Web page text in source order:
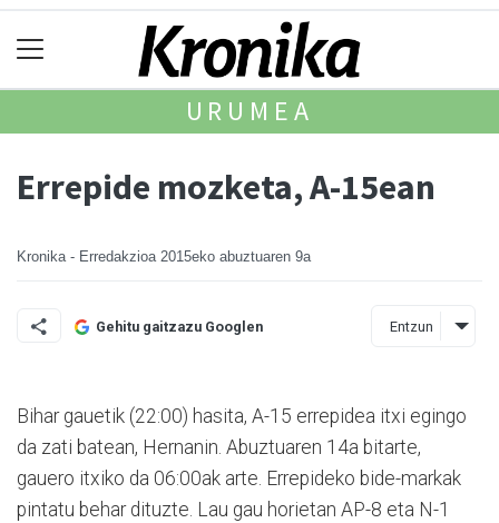
URUMEA
Errepide mozketa, A-15ean
Kronika - Erredakzioa 2015eko abuztuaren 9a
Gehitu gaitzazu Googlen Entzun
Bihar gauetik (22:00) hasita, A-15 errepidea itxi egingo
da zati batean, Hernanin. Abuztuaren 14a bitarte,
gauero itxiko da 06:00ak arte. Errepideko bide-markak
pintatu behar dituzte. Lau gau horietan AP-8 eta N-1